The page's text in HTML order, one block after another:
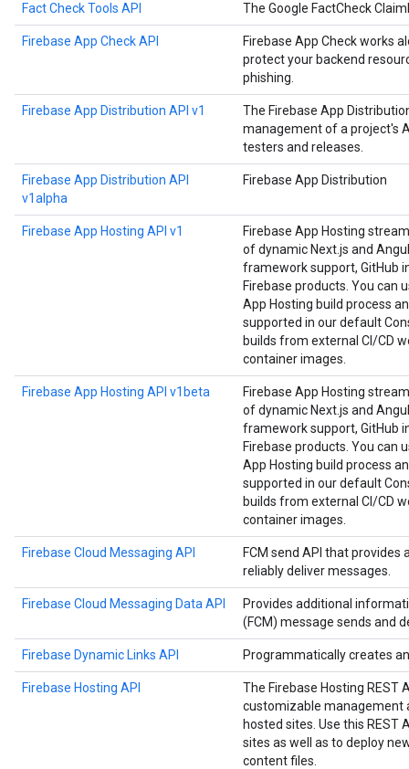
Fact Check Tools API The Google FactCheck
Firebase App Check API
Firebase App Check works
protect your backend
phishing.
Firebase App Distribution API v1
The Firebase App
management of a project's
testers and releases.
Firebase App Distribution API
v1alpha
Firebase App Distribution
Firebase App Hosting API v1
Firebase App Hosting
of dynamic Next.js and
framework support, GitHub
Firebase products. You can
App Hosting build process
supported in our default
builds from external CI/CD
container images.
Firebase App Hosting API v1beta
Firebase App Hosting
of dynamic Next.js and
framework support, GitHub
Firebase products. You can
App Hosting build process
supported in our default
builds from external CI/CD
container images.
Firebase Cloud Messaging API
FCM send API that
reliably deliver messages.
Firebase Cloud Messaging Data API
Provides additional
(FCM) message sends and
Firebase Dynamic Links API Programmatically creates
Firebase Hosting API
The Firebase Hosting REST
customizable management
hosted sites. Use this REST
sites as well as to deploy
content files.